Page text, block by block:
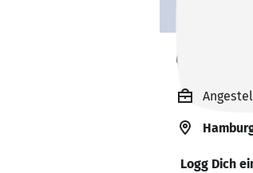
Logg Dich